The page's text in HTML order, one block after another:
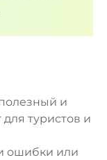
и
туристов и
ошибки или